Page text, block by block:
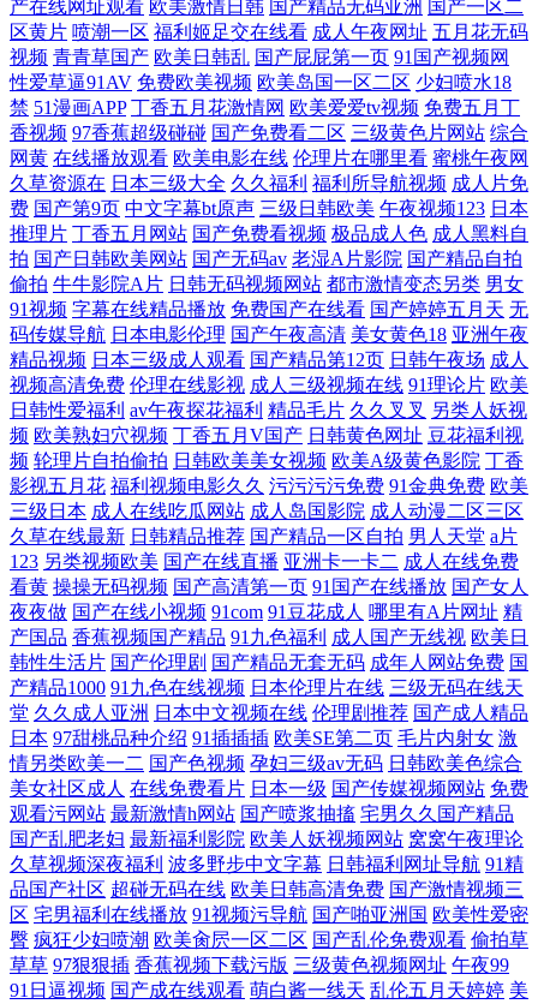
入口
产在线网址观看 欧美激情日韩 国产精品无码亚洲 国产一区二
区黄片 喷潮一区 福利姬足交在线看 成人午夜网址 五月花无码
视频 青青草国产 欧美日韩乱 国产屁屁第一页 91国产视频网
性爱草逼91AV 免费欧美视频 欧美岛国一区二区 少妇喷水18
禁 51漫画APP 丁香五月花激情网 欧美爱爱tv视频 免费五月丁
香视频 97香蕉超级碰碰 国产免费看二区 三级黄色片网站 综合
网黄 在线播放观看 欧美电影在线 伦理片在哪里看 蜜桃午夜网
久草资源在 日本三级大全 久久福利 福利所导航视频 成人片免
费 国产第9页 中文字幕bt原声 三级日韩欧美 午夜视频123 日本
推理片 丁香五月网站 国产免费看视频 极品成人色 成人黑料自
拍 国产日韩欧美网站 国产无码av 老湿A片影院 国产精品自拍
偷拍 牛牛影院A片 日韩无码视频网站 都市激情变态另类 男女
91视频 字幕在线精品播放 免费国产在线看 国产婷婷五月天 无
码传媒导航 日本电影伦理 国产午夜高清 美女黄色18 亚洲午夜
精品视频 日本三级成人观看 国产精品第12页 日韩午夜场 成人
视频高清免费 伦理在线影视 成人三级视频在线 91理论片 欧美
日韩性爱福利 av午夜探花福利 精品毛片 久久叉叉 另类人妖视
频 欧美熟妇穴视频 丁香五月V国产 日韩黄色网址 豆花福利视
频 轮理片自拍偷拍 日韩欧美美女视频 欧美A级黄色影院 丁香
影视五月花 福利视频电影久久 污污污污免费 91金典免费 欧美
三级日本 成人在线吃瓜网站 成人岛国影院 成人动漫二区三区
久草在线最新 日韩精品推荐 国产精品一区自拍 男人天堂 a片
123 另类视频欧美 国产在线直播 亚洲卡一卡二 成人在线免费
看黄 操操无码视频 国产高清第一页 91国产在线播放 国产女人
夜夜做 国产在线小视频 91com 91豆花成人 哪里有A片网址 精
产国品 香蕉视频国产精品 91九色福利 成人国产无线视 欧美日
韩性生活片 国产伦理剧 国产精品无套无码 成年人网站免费 国
产精品1000 91九色在线视频 日本伦理片在线 三级无码在线天
堂 久久成人亚洲 日本中文视频在线 伦理剧推荐 国产成人精品
日本 97甜桃品种介绍 91插插插 欧美SE第二页 毛片内射女 激
情另类欧美一二 国产色视频 孕妇三级av无码 日韩欧美色综合
美女社区成人 在线免费看片 日本一级 国产传媒视频网站 免费
观看污网站 最新激情h网站 国产喷浆抽搐 宅男久久国产精品
国产乱肥老妇 最新福利影院 欧美人妖视频网站 窝窝午夜理论
久草视频深夜福利 波多野步中文字幕 日韩福利网址导航 91精
品国产社区 超碰无码在线 欧美日韩高清免费 国产激情视频三
区 宅男福利在线播放 91视频污导航 国产啪亚洲国 欧美性爱密
臀 疯狂少妇喷潮 欧美肏屄一区二区 国产乱伦免费观看 偷拍草
草草 97狠狠插 香蕉视频下载污版 三级黄色视频网址 午夜99
91日逼视频 国产成在线观看 萌白酱一线天 乱伦五月天婷婷 美